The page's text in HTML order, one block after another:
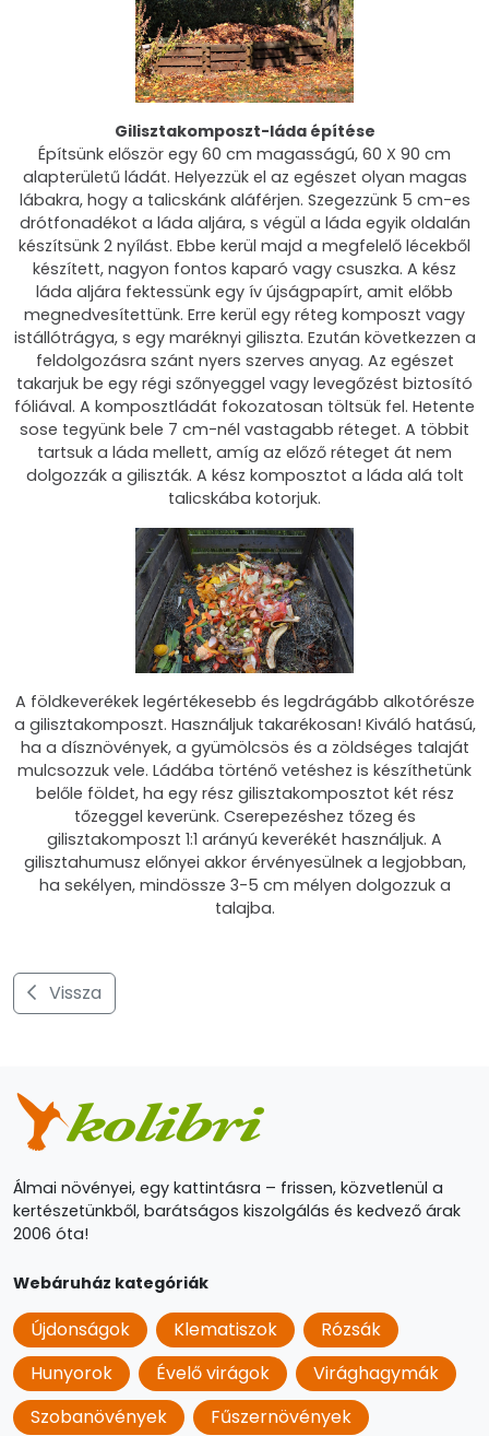
Gilisztakomposzt-láda építése
Építsünk először egy 60 cm magasságú, 60 X 90 cm
alapterületű ládát. Helyezzük el az egészet olyan magas
lábakra, hogy a talicskánk aláférjen. Szegezzünk 5 cm-es
drótfonadékot a láda aljára, s végül a láda egyik oldalán
készítsünk 2 nyílást. Ebbe kerül majd a megfelelő lécekből
készített, nagyon fontos kaparó vagy csuszka. A kész
láda aljára fektessünk egy ív újságpapírt, amit előbb
megnedvesítettünk. Erre kerül egy réteg komposzt vagy
istállótrágya, s egy maréknyi giliszta. Ezután következzen a
feldolgozásra szánt nyers szerves anyag. Az egészet
takarjuk be egy régi szőnyeggel vagy levegőzést biztosító
fóliával. A komposztládát fokozatosan töltsük fel. Hetente
sose tegyünk bele 7 cm-nél vastagabb réteget. A többit
tartsuk a láda mellett, amíg az előző réteget át nem
dolgozzák a giliszták. A kész komposztot a láda alá tolt
talicskába kotorjuk.
A földkeverékek legértékesebb és legdrágább alkotórésze
a gilisztakomposzt. Használjuk takarékosan! Kiváló hatású,
ha a dísznövények, a gyümölcsös és a zöldséges talaját
mulcsozzuk vele. Ládába történő vetéshez is készíthetünk
belőle földet, ha egy rész gilisztakomposztot két rész
tőzeggel keverünk. Cserepezéshez tőzeg és
gilisztakomposzt 1:1 arányú keverékét használjuk. A
gilisztahumusz előnyei akkor érvényesülnek a legjobban,
ha sekélyen, mindössze 3-5 cm mélyen dolgozzuk a
talajba.
Vissza
Álmai növényei, egy kattintásra – frissen, közvetlenül a
kertészetünkből, barátságos kiszolgálás és kedvező árak
2006 óta!
Webáruház kategóriák
Újdonságok Klematiszok
Rózsák
Hunyorok
Évelő virágok
Virághagymák
Szobanövények
Fűszernövények